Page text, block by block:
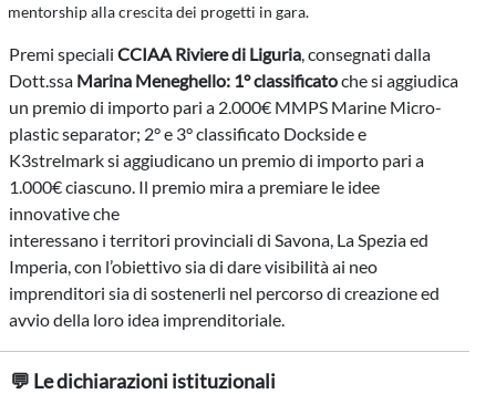
mentorship alla crescita dei progetti in gara.
Premi speciali CCIAA Riviere di Liguria, consegnati dalla
Dott.ssa Marina Meneghello: 1° classificatoche si aggiudica
un premio di importo pari a 2.000€ MMPS Marine Micro-
plastic separator; 2° e 3° classificato Dockside e
K3strelmark si aggiudicano un premio di importo pari a
1.000€ ciascuno. Il premio mira a premiare le idee
innovative che
interessano i territori provinciali di Savona, La Spezia ed
Imperia, con l’obiettivo sia di dare visibilità ai neo
imprenditori sia di sostenerli nel percorso di creazione ed
avvio della loro idea imprenditoriale.
💬 Le dichiarazioni istituzionali